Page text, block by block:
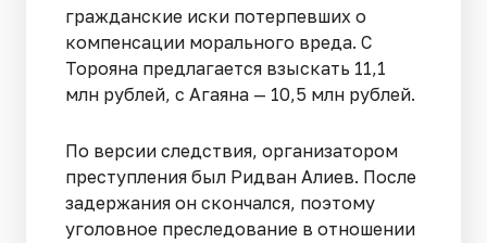
гражданские иски потерпевших о
компенсации морального вреда. С
Торояна предлагается взыскать 11,1
млн рублей, с Агаяна — 10,5 млн рублей.
По версии следствия, организатором
преступления был Ридван Алиев. После
задержания он скончался, поэтому
уголовное преследование в отношении